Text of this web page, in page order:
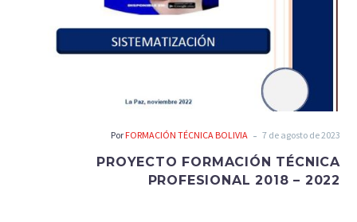
Por FORMACIÓN TÉCNICA BOLIVIA - 7 de agosto de 2023
PROYECTO FORMACIÓN TÉCNICA
PROFESIONAL 2018 – 2022